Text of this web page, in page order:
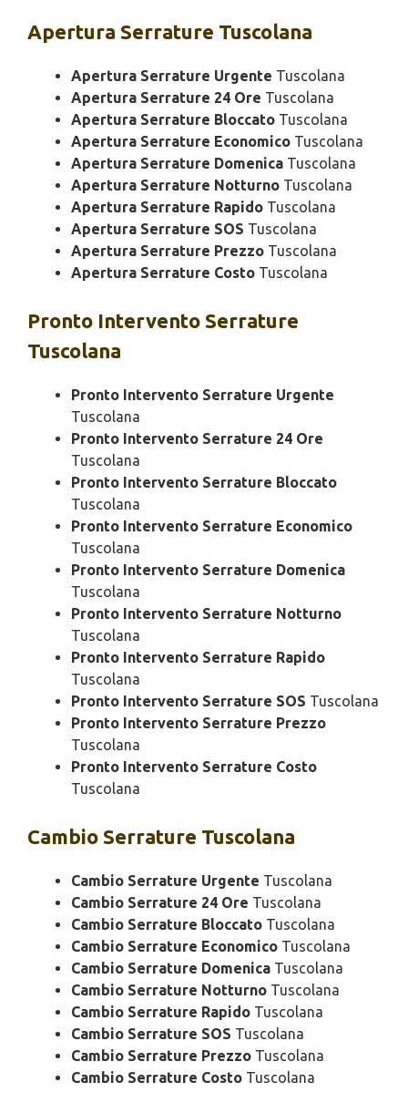
Apertura Serrature Tuscolana
Apertura Serrature Urgente Tuscolana
Apertura Serrature 24 Ore Tuscolana
Apertura Serrature Bloccato Tuscolana
Apertura Serrature Economico Tuscolana
Apertura Serrature Domenica Tuscolana
Apertura Serrature Notturno Tuscolana
Apertura Serrature Rapido Tuscolana
Apertura Serrature SOS Tuscolana
Apertura Serrature Prezzo Tuscolana
Apertura Serrature Costo Tuscolana
Pronto Intervento Serrature
Tuscolana
Pronto Intervento Serrature Urgente
Tuscolana
Pronto Intervento Serrature 24 Ore
Tuscolana
Pronto Intervento Serrature Bloccato
Tuscolana
Pronto Intervento Serrature Economico
Tuscolana
Pronto Intervento Serrature Domenica
Tuscolana
Pronto Intervento Serrature Notturno
Tuscolana
Pronto Intervento Serrature Rapido
Tuscolana
Pronto Intervento Serrature SOS Tuscolana
Pronto Intervento Serrature Prezzo
Tuscolana
Pronto Intervento Serrature Costo
Tuscolana
Cambio Serrature Tuscolana
Cambio Serrature Urgente Tuscolana
Cambio Serrature 24 Ore Tuscolana
Cambio Serrature Bloccato Tuscolana
Cambio Serrature Economico Tuscolana
Cambio Serrature Domenica Tuscolana
Cambio Serrature Notturno Tuscolana
Cambio Serrature Rapido Tuscolana
Cambio Serrature SOS Tuscolana
Cambio Serrature Prezzo Tuscolana
Cambio Serrature Costo Tuscolana